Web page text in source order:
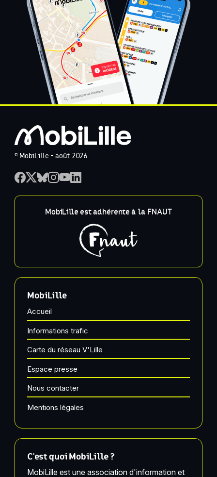
© MobiLille - août 2026
MobiLille est adhérente à la FNAUT
MobiLille
Accueil
Informations trafic
Carte du réseau V'Lille
Espace presse
Nous contacter
Mentions légales
C'est quoi MobiLille ?
MobiLille est une association d'information et